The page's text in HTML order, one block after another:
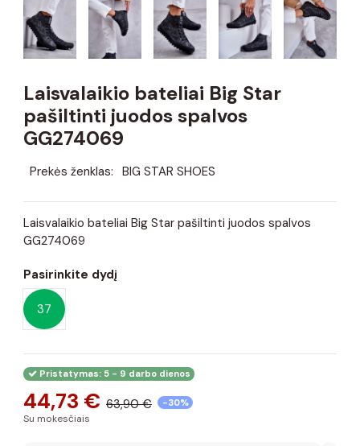
Laisvalaikio bateliai Big Star
pašiltinti juodos spalvos
GG274069
Prekės ženklas: BIG STAR SHOES
Laisvalaikio bateliai Big Star pašiltinti juodos spalvos
GG274069
Pasirinkite dydį
37
Pristatymas: 5 - 9 darbo dienos
44,73 € 63,90 € -30%
Su mokesčiais